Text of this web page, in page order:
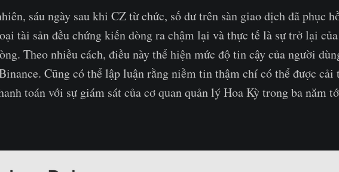
sáu ngày sau khi CZ từ chức, số dư trên sàn giao dịch đã phục
tài sản đều chứng kiến dòng ra chậm lại và thực tế là sự trở lại
Theo nhiều cách, điều này thể hiện mức độ tin cậy của người
Cũng có thể lập luận rằng niềm tin thậm chí có thể được cải
toán với sự giám sát của cơ quan quản lý Hoa Kỳ trong ba năm